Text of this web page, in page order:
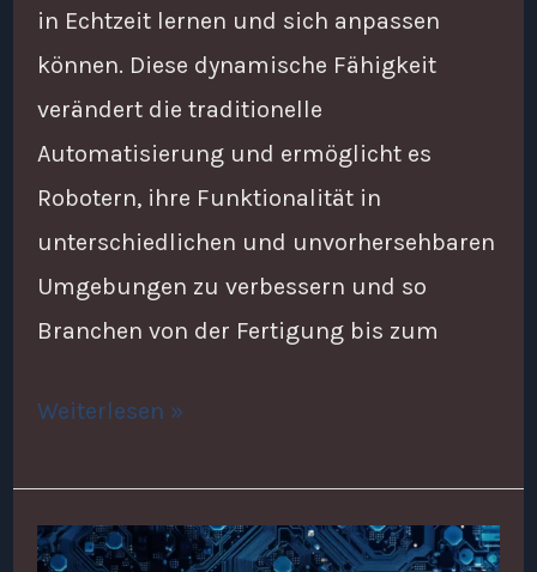
in Echtzeit lernen und sich anpassen
können. Diese dynamische Fähigkeit
verändert die traditionelle
Automatisierung und ermöglicht es
Robotern, ihre Funktionalität in
unterschiedlichen und unvorhersehbaren
Umgebungen zu verbessern und so
Branchen von der Fertigung bis zum
Weiterlesen »
Internet